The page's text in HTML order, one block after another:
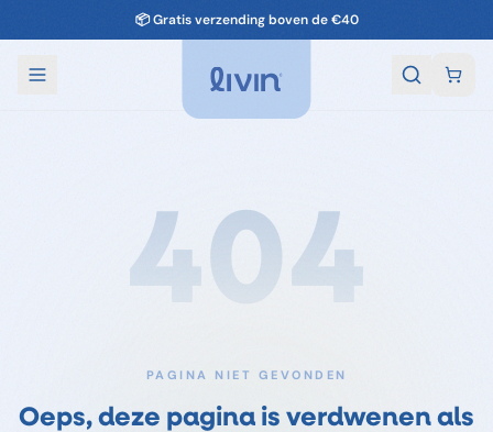
enorme piekdrukte vanwege het mooie weer kan de levering wat langer
404
PAGINA NIET GEVONDEN
Oeps, deze pagina is verdwenen als